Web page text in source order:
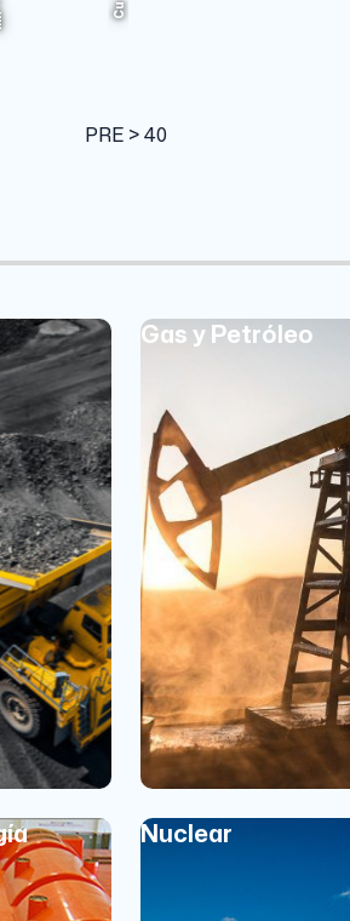
Cu
PRE > 40
Gas y Petróleo
Nuclear